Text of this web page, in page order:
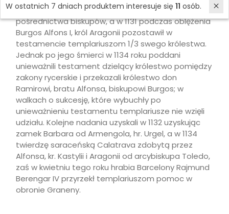
Coimbrę, Ega i Rodin, które podlegały papieżowi bez
pośrednictwa biskupów, a w 1131 podczas oblężenia
Burgos Alfons I, król Aragonii pozostawił w
testamencie templariuszom 1/3 swego królestwa.
Jednak po jego śmierci w 1134 roku poddani
unieważnili testament dzielący królestwo pomiędzy
zakony rycerskie i przekazali królestwo don
Ramirowi, bratu Alfonsa, biskupowi Burgos; w
walkach o sukcesję, które wybuchły po
unieważnieniu testamentu templariusze nie wzięli
udziału. Kolejne nadania uzyskali w 1132 uzyskując
zamek Barbara od Armengola, hr. Urgel, a w 1134
twierdzę saraceńską Calatrava zdobytą przez
Alfonsa, kr. Kastylii i Aragonii od arcybiskupa Toledo,
zaś w kwietniu tego roku hrabia Barcelony Rajmund
Berengar IV przyrzekł templariuszom pomoc w
obronie Graneny.
W ostatnich 7 dniach produktem interesuje się 11 osób.